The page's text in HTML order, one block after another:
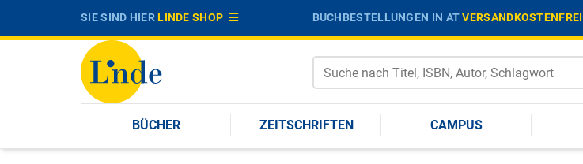
SIE SIND HIERLINDE SHOP BUCHBESTELLUNGEN IN ATVERSANDKOSTENFREI
BÜCHER ZEITSCHRIFTEN CAMPUS